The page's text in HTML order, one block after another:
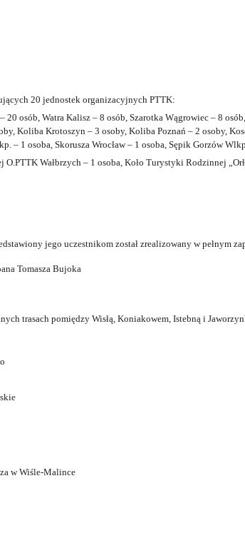
20 jednostek organizacyjnych PTTK:
osób, Watra Kalisz – 8 osób, Szarotka Wągrowiec – 8
Koliba Krotoszyn – 3 osoby, Koliba Poznań – 2 osoby,
– 1 osoba, Skorusza Wrocław – 1 osoba, Sępik Gorzów
Wałbrzych – 1 osoba, Koło Turystyki Rodzinnej
jego uczestnikom został zrealizowany w pełnym
Tomasza Bujoka
trasach pomiędzy Wisłą, Koniakowem, Istebną i
w Wiśle-Malince